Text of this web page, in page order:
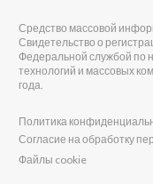
Средство массовой
Свидетельство о
Федеральной службой по
технологий и массовых
года.
Политика
Согласие на обработку
Файлы cookie